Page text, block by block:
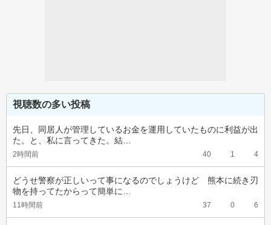
視聴数の多い投稿
先日、同居人が管理しているお金を運用していたものに利益が出
た。と、私に言ってきた。結…
2時間前 40 1 4
どうせ警察が正しいって事になるのでしょうけど　熊本に続き刃
物を持ってたからって簡単に…
11時間前 37 0 6